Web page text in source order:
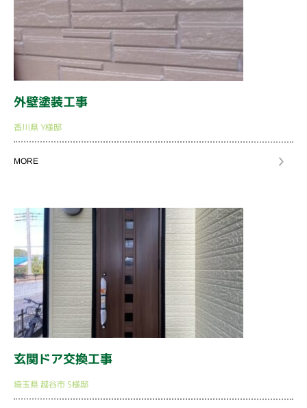
外壁塗装工事
香川県Y様邸
MORE
玄関ドア交換工事
埼玉県越谷市S様邸